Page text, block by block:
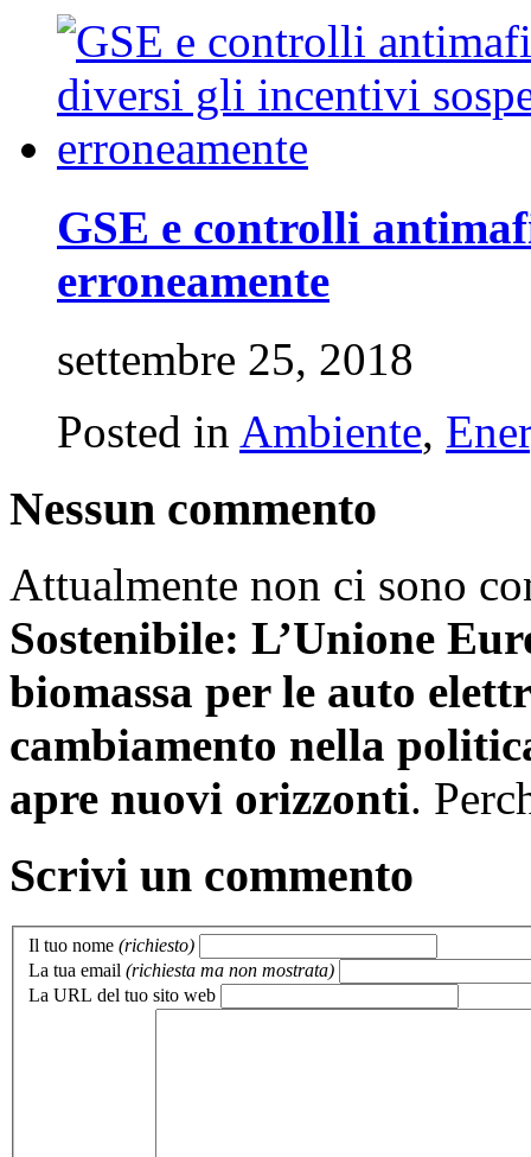
GSE e controlli
erroneamente
settembre 25, 2018
Posted in Ambiente,
Nessun commento
Attualmente non ci sono
Sostenibile: L’Unione
biomassa per le auto
cambiamento nella
apre nuovi orizzonti.
Scrivi un commento
Il tuo nome (richiesto)
La tua email (richiesta ma non mostrata)
La URL del tuo sito web